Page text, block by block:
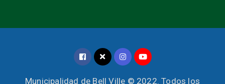
Municipalidad de Bell Ville © 2022. Todos los